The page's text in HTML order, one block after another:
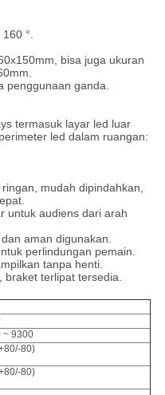
°.
bisa juga ukuran
penggunaan ganda.
termasuk layar led luar
led dalam ruangan:
mudah dipindahkan,
untuk audiens dari arah
aman digunakan.
perlindungan pemain.
tanpa henti.
braket terlipat tersedia.
~ 9300
80)
80)